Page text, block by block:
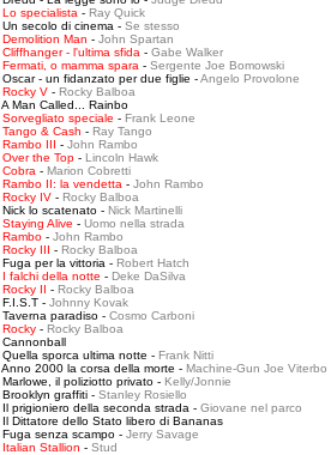
Lo specialista - Ray Quick
Un secolo di cinema - Se stesso
Demolition Man - John Spartan
Cliffhanger - l'ultima sfida - Gabe Walker
Fermati, o mamma spara - Sergente Joe Bomowski
Oscar - un fidanzato per due figlie -Angelo Provolone
Rocky V - Rocky Balboa
A Man Called... Rainbo
Sorvegliato speciale - Frank Leone
Tango & Cash - Ray Tango
Rambo III - John Rambo
Over the Top - Lincoln Hawk
Cobra - Marion Cobretti
Rambo II: la vendetta - John Rambo
Rocky IV - Rocky Balboa
Nick lo scatenato - Nick Martinelli
Staying Alive - Uomo nella strada
Rambo - John Rambo
Rocky III - Rocky Balboa
Fuga per la vittoria - Robert Hatch
I falchi della notte - Deke DaSilva
Rocky II - Rocky Balboa
F.I.S.T - Johnny Kovak
Taverna paradiso - Cosmo Carboni
Rocky - Rocky Balboa
Cannonball
Quella sporca ultima notte - Frank Nitti
Anno 2000 la corsa della morte - Machine-Gun Joe Viterbo
Marlowe, il poliziotto privato - Kelly/Jonnie
Brooklyn graffiti - Stanley Rosiello
Il prigioniero della seconda strada - Giovane nel parco
Il Dittatore dello Stato libero di Bananas
Fuga senza scampo - Jerry Savage
Italian Stallion - Stud